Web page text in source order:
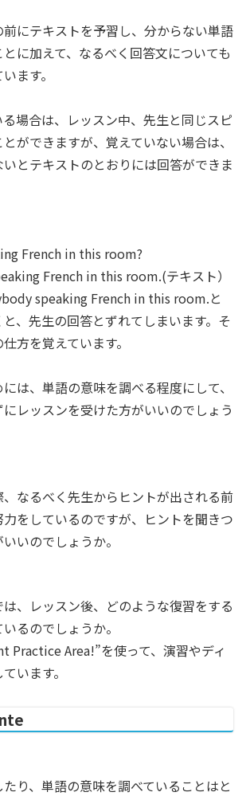
にテキストを予習し、分からない単語
に加えて、なるべく回答文についても
ます。
場合は、レッスン中、先生と同じスピ
ができますが、覚えていない場合は、
とテキストのとおりには回答ができま
French in this room?
French in this room.(テキスト）
speaking French in this room.と
、先生の回答とずれてしまいます。そ
方を覚えています。
は、単語の意味を調べる程度にして、
レッスンを受けた方がいいのでしょう
なるべく先生からヒントが出される前
をしているのですが、ヒントを聞きつ
いいのでしょうか。
、レッスン後、どのような復習をする
るのでしょうか。
Practice Area!”を使って、演習やディ
います。
り、単語の意味を調べていることはと